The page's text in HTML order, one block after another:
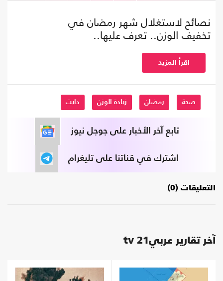
نصائح لاستغلال شهر رمضان في
تخفيف الوزن.. تعرف عليها..
اقرأ المزيد
صحة رمضان زيادة الوزن دايت
تابع آخر الأخبار على جوجل نيوز
اشترك في قناتنا على تليغرام
التعليقات (0)
آخر تقارير عربي21 tv